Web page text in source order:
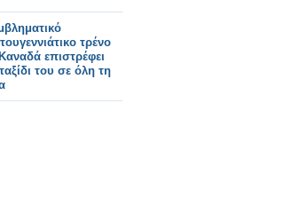
τρένο
επιστρέφει
του σε όλη τη